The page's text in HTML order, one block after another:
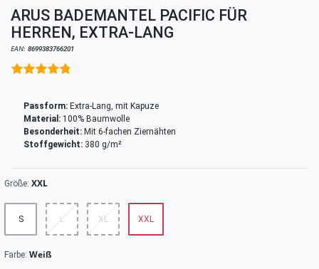
ARUS BADEMANTEL PACIFIC FÜR
HERREN, EXTRA-LANG
EAN: 8699383766201
Passform: Extra-Lang, mit Kapuze
Material: 100% Baumwolle
Besonderheit: Mit 6-fachen Ziernähten
Stoffgewicht: 380 g/m²
Größe: XXL
S L XL XXL
Farbe: Weiß